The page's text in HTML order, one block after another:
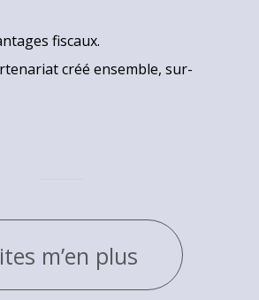
fiscaux.
créé ensemble, sur-
m’en plus